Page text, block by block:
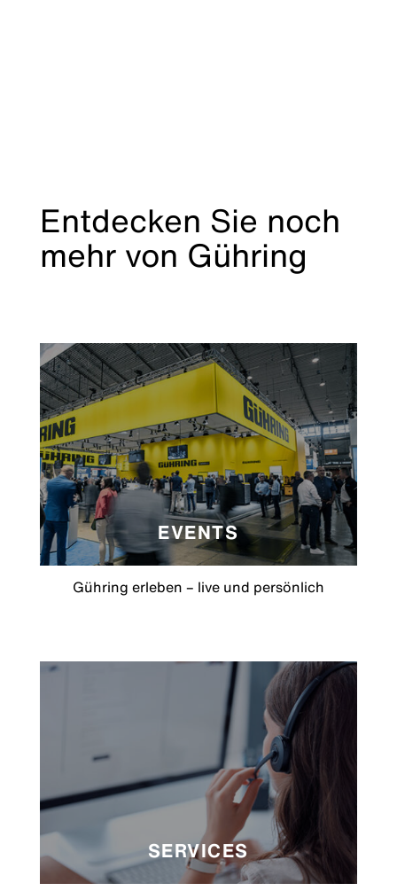
Entdecken Sie noch
mehr von Gühring
EVENTS
Gühring erleben – live und persönlich
SERVICES